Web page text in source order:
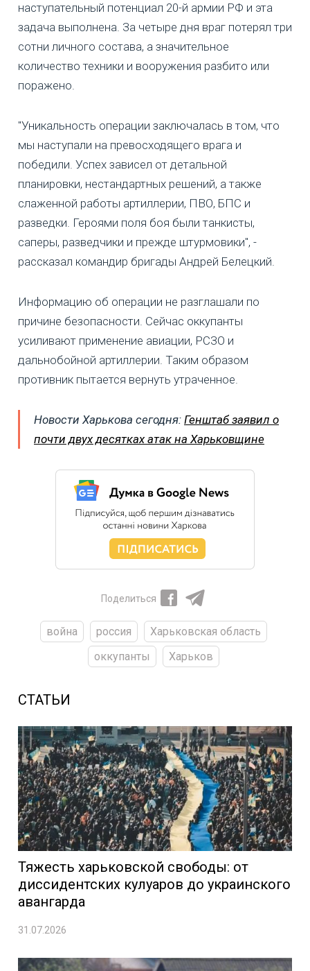
наступательный потенциал 20-й армии РФ и эта
задача выполнена. За четыре дня враг потерял три
сотни личного состава, а значительное
количество техники и вооружения разбито или
поражено.
"Уникальность операции заключалась в том, что
мы наступали на превосходящего врага и
победили. Успех зависел от детальной
планировки, нестандартных решений, а также
слаженной работы артиллерии, ПВО, БПС и
разведки. Героями поля боя были танкисты,
саперы, разведчики и прежде штурмовики", -
рассказал командир бригады Андрей Белецкий.
Информацию об операции не разглашали по
причине безопасности. Сейчас оккупанты
усиливают применение авиации, РСЗО и
дальнобойной артиллерии. Таким образом
противник пытается вернуть утраченное.
Новости Харькова сегодня: Генштаб заявил о
почти двух десятках атак на Харьковщине
Поделиться
война россия
Харьковская область
оккупанты
Харьков
СТАТЬИ
Тяжесть харьковской свободы: от
диссидентских кулуаров до украинского
авангарда
31.07.2026